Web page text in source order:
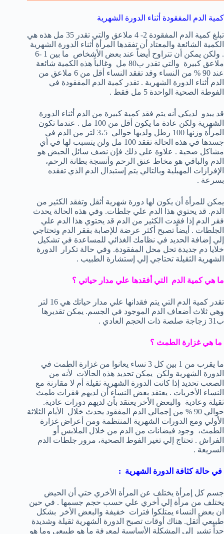
كمية الدم المفقودة أثناء الدورة الشهرية
تبلغ كمية الدم المفقودة 2- 4 ملاعق والتي تقدر 35 مل هذه هي
الكمية الشائعة والمعتاد أن تفقدها المرأة أثناء الدورة الشهرية
. ولكن يمكن أن تتراوح أيضاً عند بعض الأشخاص ما بين 1 -6
ملاعق كبيرة والتي تقدر ب80 مل وغالباً هذه الكمية شائعة
عند 90 % من النساء وقد تفقد النساء أقل من 6 ملاعق من
الدم أثناء الدورة الشهرية . تقدر كمية الدم المفقودة في
الفوطة الصحية الواحدة 5 مل فقط .
قد يبدو لديكي أنه يتم فقد كمية كبيرة من الدم أثناء الدورة
الشهرية ولكن عادة ما يكون أقل من 100 مل . عندما تكون
المرأة وزنها 100 رطل ولديها حوالي 3،5 لتر من الدم في
جسدها في هذه الحالة تفقد 100 مل ولن يتسبب لها في أي
مشاكل صحية . علاوة علي ذلك فإن نصف سائل الحيض هو
الدم والباقي هو مخاط عنق الرحم وأنسجة بطانة الرحم،
الإفرازات المهبلية وبالتالي يتم إستبدال الدم الذي تفقده
بسرعة .
يمكن للمرأة أن يكون لها دورة شهرية أثقل وتفقد الكثير من
الدم. قد يحتوي هذا الدم علي جلطات. وفي هذه الحالة يحدث
فقر الدم إذا فقدت الكثير من الدم قد يحتوي هذا الدم علي
الجلطات . أيضاً تصبح أكثر عرضة للإصابة بفقر الدم وتحتاجي
إلي إضافة الحديد في نظامك الغذائي للمساعدة في تشكيل
خلايا دم جديدة تحل محل المفقودة. وفي حالة تكرار الدورة
الشهرية الثقيلة تحتاجي إلي إستشارة الطبيب .
ما هي كمية الدم التي أفقدها علي مدار حياتي ؟
تقدر كمية الدم التي يتم فقدانها علي مدار حياتك هي 16 لتر
وهي ثلاث أضعاف الدم الموجود في الجسم. يمكن تقديرها
ب31 زجاجة صلصة ذات الحجم العادي .
ما هي غزارة الطمث ؟
ما يقرب من 1 بين كل 3 نساء يعانوا من غزارة الطمث في
الدورة الشهرية ولكن يمكن تحديد هذه الحالات لأنه من
الصعب تحديد إذا كانت الدورة الشهرية ثقيلة أم لا مقارنة مع
النساء الأخريات . يعتقد بعض النساء أن لديهم فقرات طمث
ثقيلة وعادية والبعض الأخر يعتقد بأن لديهم دورات عادية.
حوالي 90 % من إجمالي الدم المفقود يحدث خلال الأيام الثلاثة
الأولي ومع الدورات الشهرية المنتظمة ومن أعراض غزارة
الطمث، وجود فيضانات من الدم من خلال الملابس أو
الفراش . تحتاج إلي تغير الفوط الصحية، مرور جلطات الدم
السريعة .
في حالة كثافة الدورة الشهرية :
جسم كل إمرأة يختلف عن المرأة الأخري حتي أن الحيض
يختلف من مرأة إلي أخري علي حسب حجم جسمها . في حين
ان بعض النساء يمتلكوا فترات خفيفة والبعض الأخر بشكل
طبيعي أثقل. هناك أوقات تصبح الدورة الشهرية ثقيلة وشديدة
جداً تشير إلي المشكلة الأساسية لمعرفة ما هو طبيعي وما هو